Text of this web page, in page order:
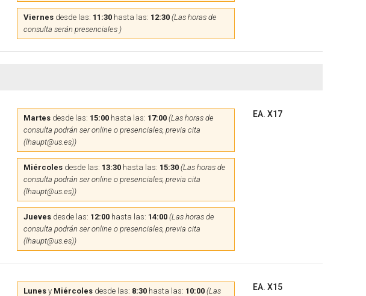
Viernesdesde las: 11:30hasta las: 12:30 (Las horas de
consulta serán presenciales )
Martesdesde las: 15:00hasta las: 17:00 (Las horas de
consulta podrán ser online o presenciales, previa cita
(lhaupt@us.es))
Miércolesdesde las: 13:30hasta las: 15:30 (Las horas de
consulta podrán ser online o presenciales, previa cita
(lhaupt@us.es))
Juevesdesde las: 12:00hasta las: 14:00 (Las horas de
consulta podrán ser online o presenciales, previa cita
(lhaupt@us.es))
EA. X17
Lunesy Miércolesdesde las: 8:30hasta las: 10:00 (Las
EA. X15